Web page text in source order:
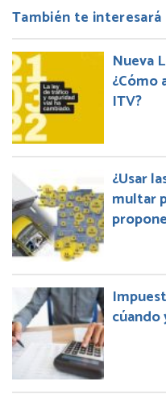
También te interesará
Nueva
¿Cómo
ITV?
¿Usar
multar
propone